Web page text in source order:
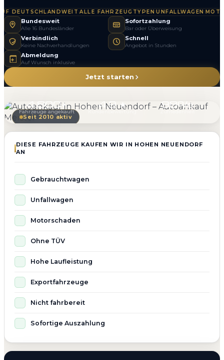
DEUTSCHLANDWEIT·ALLE FAHRZEUGTYPEN·UNFALLWAGEN·
Bundesweit
Alle 16 Bundesländer
Sofortzahlung
Bar oder Überweisung
Verbindlich
Keine Nachverhandlungen
Schnell
Angebot in Stunden
Abmeldung
Auf Wunsch inklusive
Jetzt starten
Seit 2010 aktiv
4.800+
Fahrzeuge angekauft
4.9 ★
Kundenbewertung
98%
Zufriedenheit
DIESE FAHRZEUGE KAUFEN WIR IN HOHEN NEUENDORF
AN
Gebrauchtwagen
Unfallwagen
Motorschaden
Ohne TÜV
Hohe Laufleistung
Exportfahrzeuge
Nicht fahrbereit
Sofortige Auszahlung